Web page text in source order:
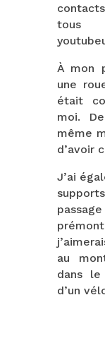
tous
À mon
une
était
moi.
même
d’avoir
J’ai
au
dans le
d’un